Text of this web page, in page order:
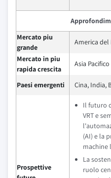
Mercato piu
grande
America del
Mercato in piu
rapida crescita
Asia Pacifico
Paesi emergenti Cina, India,
Prospettive
Il futuro
VRT e
(AI) e la
machine
La
ruolo